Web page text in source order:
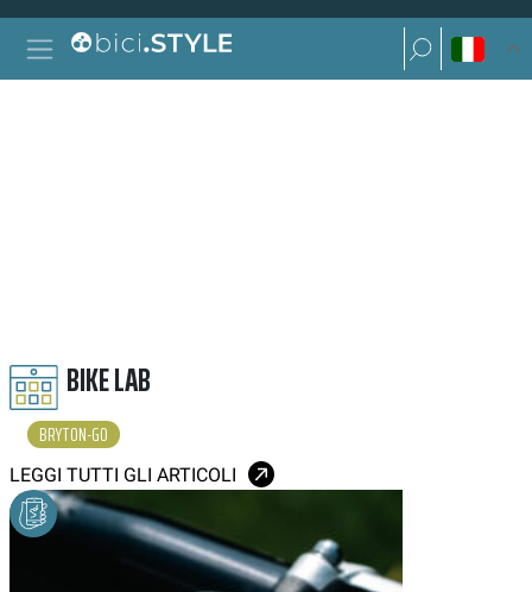
Vai al contenuto
Navigazione principale
Ricerca per:
Ricerca per:
BIKE LAB
BRYTON-GO
LEGGI TUTTI GLI ARTICOLI